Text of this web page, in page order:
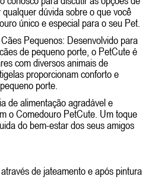
dúvida sobre o que você
único e especial para o seu Pet.
Pequenos: Desenvolvido para
de pequeno porte, o PetCute é
com diversos animais de
proporcionam conforto e
porte.
de alimentação agradável e
o Comedouro PetCute. Um toque
do bem-estar dos seus amigos
de jateamento e após pintura